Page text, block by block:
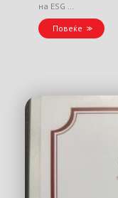
на ESG …
Повеќе